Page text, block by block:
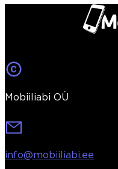
Mobiiliabi OÜ
info@mobiiliabi.ee